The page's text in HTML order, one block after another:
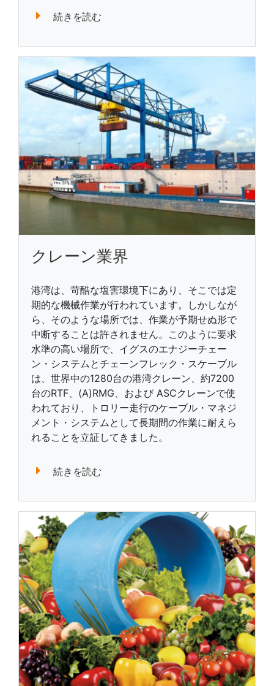
続きを読む
クレーン業界
港湾は、苛酷な塩害環境下にあり、そこでは定
期的な機械作業が行われています。しかしなが
ら、そのような場所では、作業が予期せぬ形で
中断することは許されません。このように要求
水準の高い場所で、イグスのエナジーチェー
ン・システムとチェーンフレック・スケーブル
は、世界中の1280台の港湾クレーン、約7200
台のRTF、(A)RMG、および ASCクレーンで使
われており、トロリー走行のケーブル・マネジ
メント・システムとして長期間の作業に耐えら
れることを立証してきました。
続きを読む